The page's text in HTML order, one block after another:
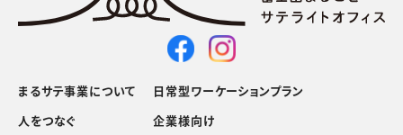
まるサテ事業について
人をつなぐ
日常型ワーケーションプラン
企業様向け